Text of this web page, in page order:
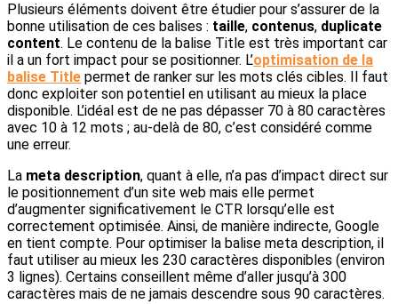
Plusieurs éléments doivent être étudier pour s’assurer de la
bonne utilisation de ces balises : taille, contenus, duplicate
content. Le contenu de la balise Title est très important car
il a un fort impact pour se positionner. L’optimisation de la
balise Title permet de ranker sur les mots clés cibles. Il faut
donc exploiter son potentiel en utilisant au mieux la place
disponible. L’idéal est de ne pas dépasser 70 à 80 caractères
avec 10 à 12 mots ; au-delà de 80, c’est considéré comme
une erreur.
La meta description, quant à elle, n’a pas d’impact direct sur
le positionnement d’un site web mais elle permet
d’augmenter significativement le CTR lorsqu’elle est
correctement optimisée. Ainsi, de manière indirecte, Google
en tient compte. Pour optimiser la balise meta description, il
faut utiliser au mieux les 230 caractères disponibles (environ
3 lignes). Certains conseillent même d’aller jusqu’à 300
caractères mais de ne jamais descendre sous 90 caractères.